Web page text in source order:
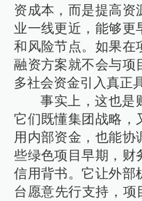
资成本，而是提高资
业一线更近，能够更
和风险节点。如果在
融资方案就不会与项
多社会资金引入真正
事实上，这也是
它们既懂集团战略，
用内部资金，也能协
些绿色项目早期，财
信用背书。它让外部
台愿意先行支持，项